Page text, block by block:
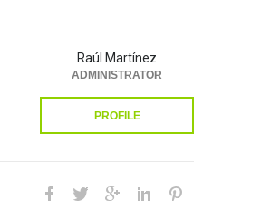
Raúl Martínez
ADMINISTRATOR
PROFILE